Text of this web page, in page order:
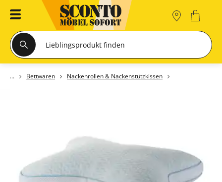
Bettwaren Nackenrollen & Nackenstützkissen